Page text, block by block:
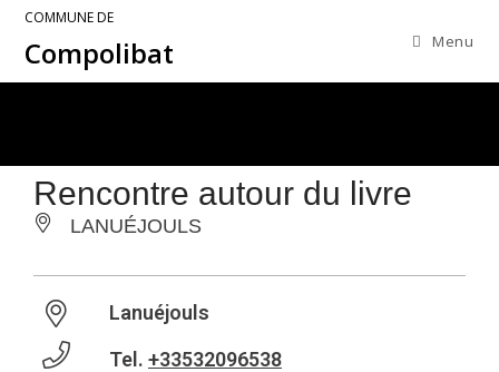
COMMUNE DE
Compolibat Menu
Rencontre autour du livre
LANUÉJOULS
Lanuéjouls
Tel. +33532096538